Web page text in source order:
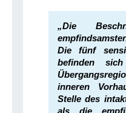
„Die
Die fünf
befinden
inneren
Stelle des